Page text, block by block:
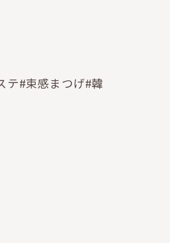
テ#束感まつげ#韓